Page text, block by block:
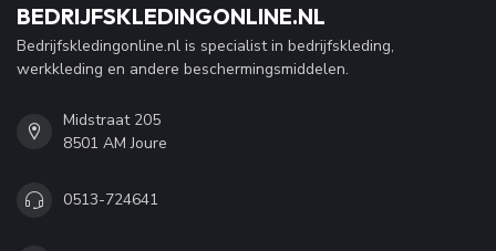
BEDRIJFSKLEDINGONLINE.NL
Bedrijfskledingonline.nl is specialist in bedrijfskleding,
werkkleding en andere beschermingsmiddelen.
Midstraat 205
8501 AM Joure
0513-724641